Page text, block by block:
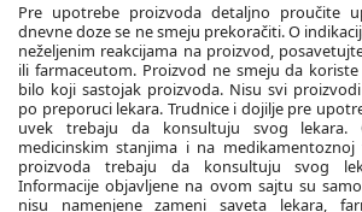
Pre upotrebe proizvoda detaljno proučite
dnevne doze se ne smeju prekoračiti. O
neželjenim reakcijama na proizvod,
ili farmaceutom. Proizvod ne smeju da
bilo koji sastojak proizvoda. Nisu svi
po preporuci lekara. Trudnice i dojilje pre
uvek trebaju da konsultuju svog lekara.
medicinskim stanjima i na
proizvoda trebaju da konsultuju svog
Informacije objavljene na ovom sajtu su
nisu namenjene zameni saveta lekara,